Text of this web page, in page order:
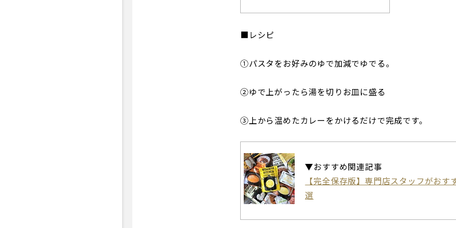
■レシピ
①パスタをお好みのゆで加減でゆでる。
②ゆで上がったら湯を切りお皿に盛る
③上から温めたカレーをかけるだけで完成です。
▼おすすめ関連記事
【完全保存版】専門店スタッフがお
選